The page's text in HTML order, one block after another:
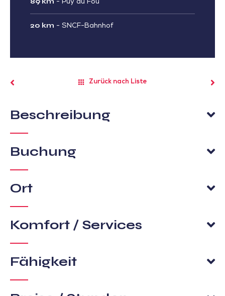
- Puy du Fou
20 km - SNCF-Bahnhof
Zurück nach Liste
Beschreibung
Buchung
Ort
Komfort / Services
Fähigkeit